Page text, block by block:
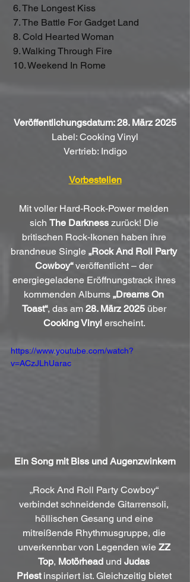
6. The Longest Kiss
7. The Battle For Gadget Land
8. Cold Hearted Woman
9. Walking Through Fire
10. Weekend In Rome
Veröffentlichungsdatum: 28. März 2025
Label: Cooking Vinyl
Vertrieb: Indigo
Vorbestellen
Mit voller Hard-Rock-Power melden
sich The Darkness zurück! Die
britischen Rock-Ikonen haben ihre
brandneue Single „Rock And Roll Party
Cowboy“ veröffentlicht – der
energiegeladene Eröffnungstrack ihres
kommenden Albums „Dreams On
Toast“, das am 28. März 2025 über
Cooking Vinyl erscheint.
https://www.youtube.com/watch?
v=ACzJLhUarac
Ein Song mit Biss und Augenzwinkern
„Rock And Roll Party Cowboy“
verbindet schneidende Gitarrensoli,
höllischen Gesang und eine
mitreißende Rhythmusgruppe, die
unverkennbar von Legenden wie ZZ
Top, Motörhead und Judas
Priest inspiriert ist. Gleichzeitig bietet